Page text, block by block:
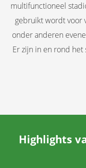
multifunctioneel
gebruikt wordt voor
onder anderen
Er zijn in en rond
Highlights